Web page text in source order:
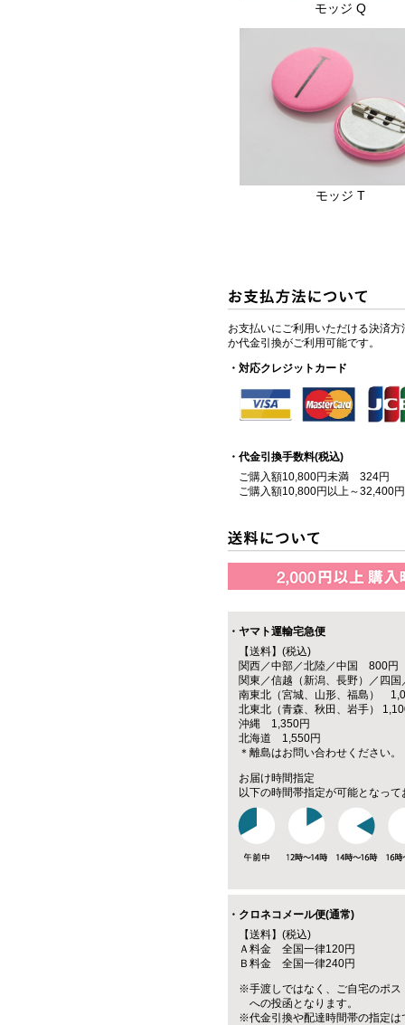
モッジ Q
モッジ T
お支払いにご利用いただける決済
か代金引換がご利用可能です。
・対応クレジットカード
・代金引換手数料(税込)
ご購入額10,800円未満 324円
ご購入額10,800円以上～32,400
・ヤマト運輸宅急便
【送料】(税込)
関西／中部／北陸／中国 800円
関東／信越（新潟、長野）／四
南東北（宮城、山形、福島）
北東北（青森、秋田、岩手）
沖縄 1,350円
北海道 1,550円
＊離島はお問い合わせください。
お届け時間指定
以下の時間帯指定が可能となって
・クロネコメール便(通常)
【送料】(税込)
Ａ料金 全国一律120円
Ｂ料金 全国一律240円
※手渡しではなく、ご自宅のポス
への投函となります。
※代金引換や配達時間帯の指定は